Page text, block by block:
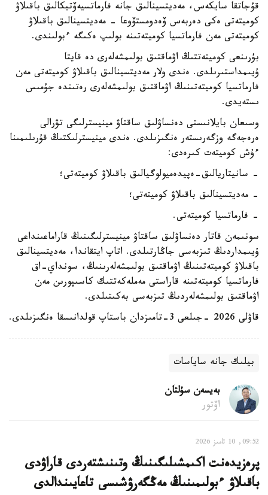
قۇجاتقا سايكەس، مەديتسينالىق جانە فارماتسيەۆتيكالىق باقىلاۋ
كوميتەتى ەكى دەربەس ۆەدومستۆوعا - مەديتسينالىق باقىلاۋ
كوميتەتى مەن فارماتسيا كوميتەتىنە بولىپ ەكىگە ءبولىندى.
بۇرىنعى كوميتەتتىڭ اۋماقتىق بولىمشەلەرى دە قايتا
ۇيىمداستىرىلدى. ەندى ولار مەديتسينالىق باقىلاۋ كوميتەتى مەن
فارماتسيا كوميتەتىنىڭ اۋماقتىق بولىمشەلەرى رەتىندە جۇمىس
ىستەيدى.
وسىعان بايلانىستى دەنساۋلىق ساقتاۋ مينيسترلىگى تۋرالى
ەرەجەگە وزگەرىستەر ەنگىزىلدى. ەندى مينيسترلىكتىڭ قۇرىلىمىنا
ءۇش كوميتەت كىرەدى:
- سانيتاريالىق-ەپيدەميولوگيالىق باقىلاۋ كوميتەتى؛
- مەديتسينالىق باقىلاۋ كوميتەتى؛
- فارماتسيا كوميتەتى.
سونىمەن قاتار دەنساۋلىق ساقتاۋ مينيسترلىگىنىڭ قاراماعىنداعى
ۇيىمداردىڭ تىزبەسى جاڭارتىلدى. اتاپ ايتقاندا، مەديتسينالىق
باقىلاۋ كوميتەتىنىڭ اۋماقتىق بولىمشەلەرىنىڭ، سونداي-اق
فارماتسيا كوميتەتىنە قاراستى مەملەكەتتىك كاسىپورىن مەن
اۋماقتىق بولىمشەلەردىڭ تىزبەسى بەكىتىلدى.
قاۋلى 2026 -جىلعى 3-تامىزدان باستاپ قولدانىسقا ەنگىزىلدى.
بيلىك جانە ساياسات
بەيسەن سۇلتان
اۆتور
09:52, 10 تامىز 2026
پرەزيدەنت اكىمشىلىگىنىڭ وتىنىشتەردى قاراۋدى
باقىلاۋ ءبولىمىنىڭ مەڭگەرۋشىسى تاعايىندالدى